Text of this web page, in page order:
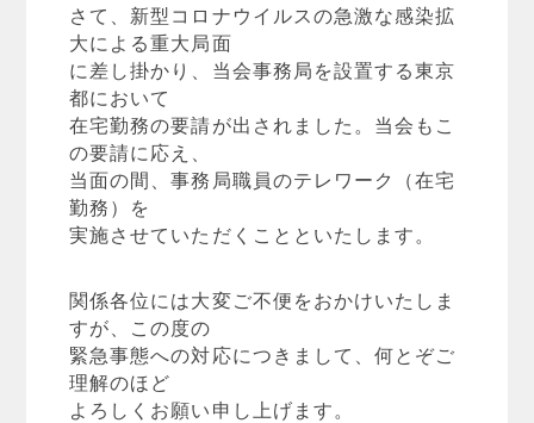
さて、新型コロナウイルスの急激な感染拡
大による重大局面
に差し掛かり、当会事務局を設置する東京
都において
在宅勤務の要請が出されました。当会もこ
の要請に応え、
当面の間、事務局職員のテレワーク（在宅
勤務）を
実施させていただくことといたします。
関係各位には大変ご不便をおかけいたしま
すが、この度の
緊急事態への対応につきまして、何とぞご
理解のほど
よろしくお願い申し上げます。